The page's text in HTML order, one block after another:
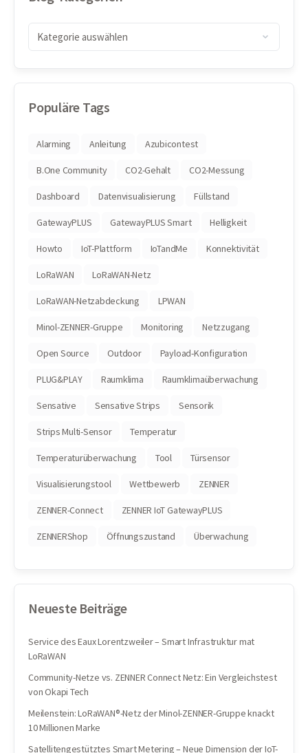
Populäre Tags
Alarming Anleitung Azubicontest
B.One Community CO2-Gehalt CO2-Messung
Dashboard Datenvisualisierung Füllstand
GatewayPLUS GatewayPLUS Smart Helligkeit
Howto IoT-Plattform IoTandMe Konnektivität
LoRaWAN LoRaWAN-Netz
LoRaWAN-Netzabdeckung LPWAN
Minol-ZENNER-Gruppe Monitoring Netzzugang
Open Source Outdoor Payload-Konfiguration
PLUG&PLAY Raumklima Raumklimaüberwachung
Sensative Sensative Strips Sensorik
Strips Multi-Sensor Temperatur
Temperaturüberwachung Tool Türsensor
Visualisierungstool Wettbewerb ZENNER
ZENNER-Connect ZENNER IoT GatewayPLUS
ZENNERShop Öffnungszustand Überwachung
Neueste Beiträge
Service des Eaux Lorentzweiler – Smart Infrastruktur mat
LoRaWAN
Community-Netze vs. ZENNER Connect Netz: Ein Vergleichstest
von Okapi Tech
Meilenstein: LoRaWAN®-Netz der Minol-ZENNER-Gruppe knackt
10 Millionen Marke
Satellitengestütztes Smart Metering – Neue Dimension der IoT-